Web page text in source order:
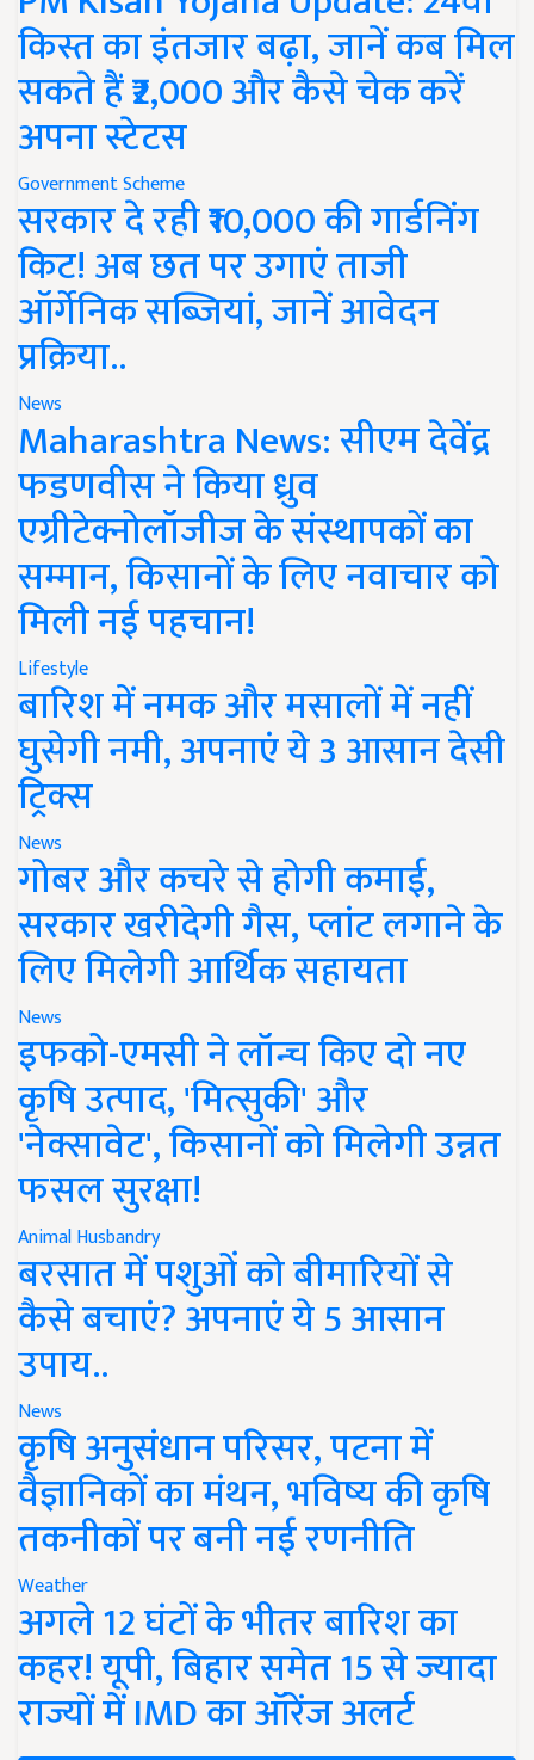
किस्त का इंतजार बढ़ा, जानें कब मिल
सकते हैं ₹2,000 और कैसे चेक करें
अपना स्टेटस
Government Scheme
सरकार दे रही ₹10,000 की गार्डनिंग
किट! अब छत पर उगाएं ताजी
ऑर्गेनिक सब्जियां, जानें आवेदन
प्रक्रिया..
News
Maharashtra News: सीएम देवेंद्र
फडणवीस ने किया ध्रुव
एग्रीटेक्नोलॉजीज के संस्थापकों का
सम्मान, किसानों के लिए नवाचार को
मिली नई पहचान!
Lifestyle
बारिश में नमक और मसालों में नहीं
घुसेगी नमी, अपनाएं ये 3 आसान देसी
ट्रिक्स
News
गोबर और कचरे से होगी कमाई,
सरकार खरीदेगी गैस, प्लांट लगाने के
लिए मिलेगी आर्थिक सहायता
News
इफको-एमसी ने लॉन्च किए दो नए
कृषि उत्पाद, 'मित्सुकी' और
'नेक्सावेट', किसानों को मिलेगी उन्नत
फसल सुरक्षा!
Animal Husbandry
बरसात में पशुओं को बीमारियों से
कैसे बचाएं? अपनाएं ये 5 आसान
उपाय..
News
कृषि अनुसंधान परिसर, पटना में
वैज्ञानिकों का मंथन, भविष्य की कृषि
तकनीकों पर बनी नई रणनीति
Weather
अगले 12 घंटों के भीतर बारिश का
कहर! यूपी, बिहार समेत 15 से ज्यादा
राज्यों में IMD का ऑरेंज अलर्ट